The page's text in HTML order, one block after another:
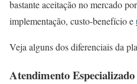
bastante aceitação no mercado
implementação, custo-benefício e
Veja alguns dos diferenciais da
Atendimento Especializado